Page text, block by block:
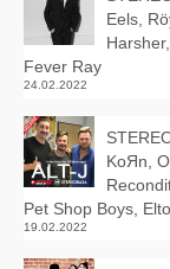
Eels,
Fever Ray
24.02.2022
KoЯn,
Pet Shop Boys,
19.02.2022